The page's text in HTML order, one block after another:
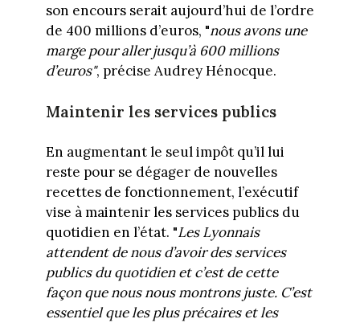
son encours serait aujourd’hui de l’ordre
de 400 millions d’euros, "nous avons une
marge pour aller jusqu’à 600 millions
d’euros", précise Audrey Hénocque.
Maintenir les services publics
En augmentant le seul impôt qu’il lui
reste pour se dégager de nouvelles
recettes de fonctionnement, l’exécutif
vise à maintenir les services publics du
quotidien en l’état. "Les Lyonnais
attendent de nous d’avoir des services
publics du quotidien et c’est de cette
façon que nous nous montrons juste. C’est
essentiel que les plus précaires et les